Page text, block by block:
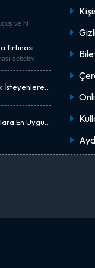
ve hi
sebebiy
İsteyenlere
En Uygun